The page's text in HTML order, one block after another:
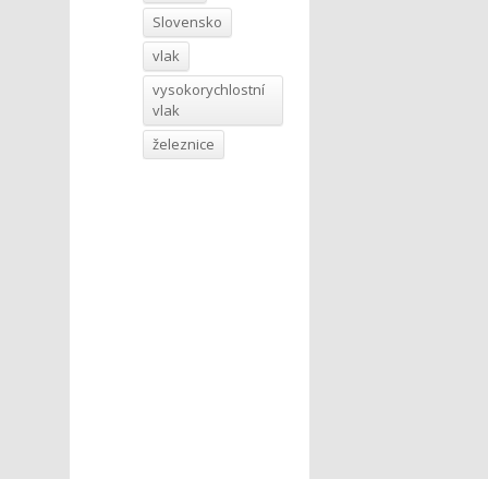
Slovensko
vlak
vysokorychlostní
vlak
železnice